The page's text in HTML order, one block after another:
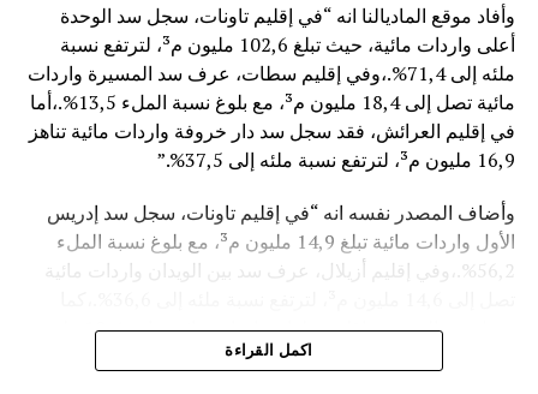
وأفاد موقع الماديالنا انه “في إقليم تاونات، سجل سد الوحدة
أعلى واردات مائية، حيث تبلغ 102,6 مليون م³، لترتفع نسبة
ملئه إلى 71,4%.،وفي إقليم سطات، عرف سد المسيرة واردات
مائية تصل إلى 18,4 مليون م³، مع بلوغ نسبة الملء 13,5%.،أما
في إقليم العرائش، فقد سجل سد دار خروفة واردات مائية تناهز
16,9 مليون م³، لترتفع نسبة ملئه إلى 37,5%.”
وأضاف المصدر نفسه انه “في إقليم تاونات، سجل سد إدريس
الأول واردات مائية تبلغ 14,9 مليون م³، مع بلوغ نسبة الملء
56,2%.،وفي إقليم أزيلال، عرف سد بين الويدان واردات مائية
اكمل القراءة